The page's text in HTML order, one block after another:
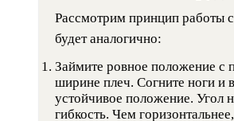
Рассмотрим принцип работы
будет аналогично:
Займите ровное положение с
ширине плеч. Согните ноги и
устойчивое положение. Угол
гибкость. Чем